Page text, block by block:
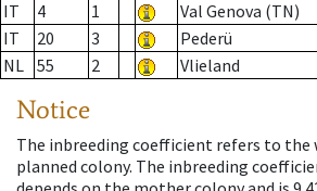
IT
4 1 Val Genova (TN)
IT
20 3 Pederü
NL 55 2 Vlieland
Notice
The inbreeding coefficient refers to the
planned colony. The inbreeding